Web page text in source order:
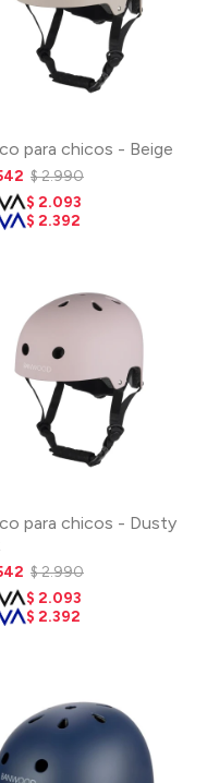
para chicos - Beige
$2.990
$ 2.093
$ 2.392
para chicos - Dusty
$2.990
$ 2.093
$ 2.392